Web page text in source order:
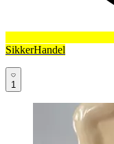
SikkerHandel
1